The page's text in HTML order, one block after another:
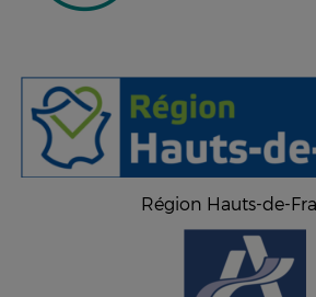
Région Hauts-de-